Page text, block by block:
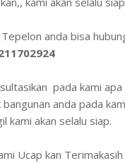
anda bisa
pada kami apa
anda pada
kami akan selalu siap.
Ucap kan